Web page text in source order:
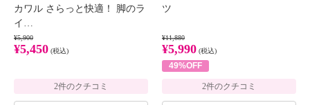
カワル さらっと快適！ 脚のラ
イ…
¥5,900
¥5,450 (税込)
2件のクチコミ
ツ
¥11,880
¥5,990 (税込)
49%OFF
2件のクチコミ